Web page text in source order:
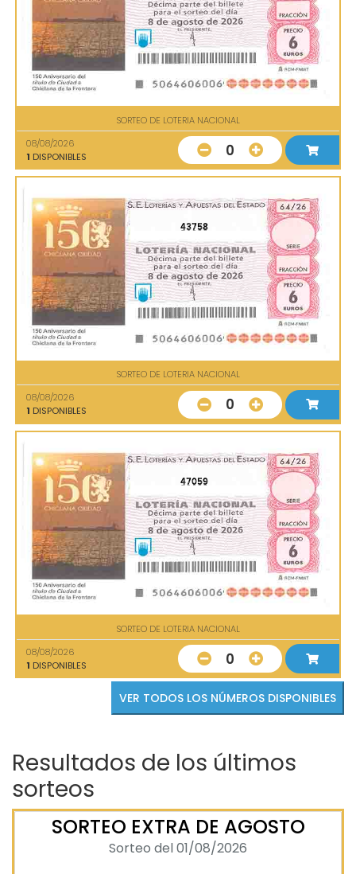
SORTEO DE LOTERIA NACIONAL
08/08/2026
1 DISPONIBLES 0
43758
SORTEO DE LOTERIA NACIONAL
08/08/2026
1 DISPONIBLES 0
47059
SORTEO DE LOTERIA NACIONAL
08/08/2026
1 DISPONIBLES 0
VER TODOS LOS NÚMEROS DISPONIBLES
Resultados de los últimos
sorteos
SORTEO EXTRA DE AGOSTO
Sorteo del 01/08/2026